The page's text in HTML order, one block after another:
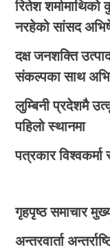
रितेश
नरहेको सांसद
दक्ष जनशक्ति
संकल्पका साथ
लुम्बिनी प्रदेशमै
पहिलो स्थानमा
पत्रकार विश्वकर्मा
गृहपृष्ठ समाचार
अन्तरवार्ता